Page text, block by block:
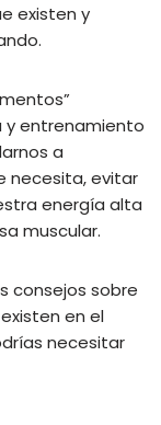
existen y
entrenamiento
a
necesita, evitar
energía alta
muscular.
consejos sobre
en el
necesitar